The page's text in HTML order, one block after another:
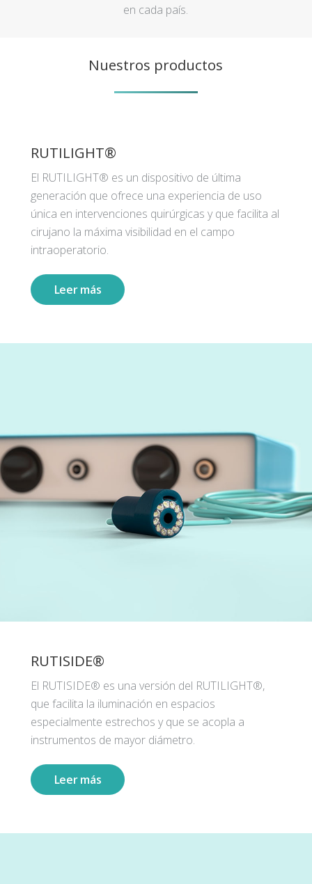
en cada país.
Nuestros productos
RUTILIGHT®
El RUTILIGHT® es un dispositivo de última
generación que ofrece una experiencia de uso
única en intervenciones quirúrgicas y que facilita al
cirujano la máxima visibilidad en el campo
intraoperatorio.
Leer más
RUTISIDE®
El RUTISIDE® es una versión del RUTILIGHT®,
que facilita la iluminación en espacios
especialmente estrechos y que se acopla a
instrumentos de mayor diámetro.
Leer más